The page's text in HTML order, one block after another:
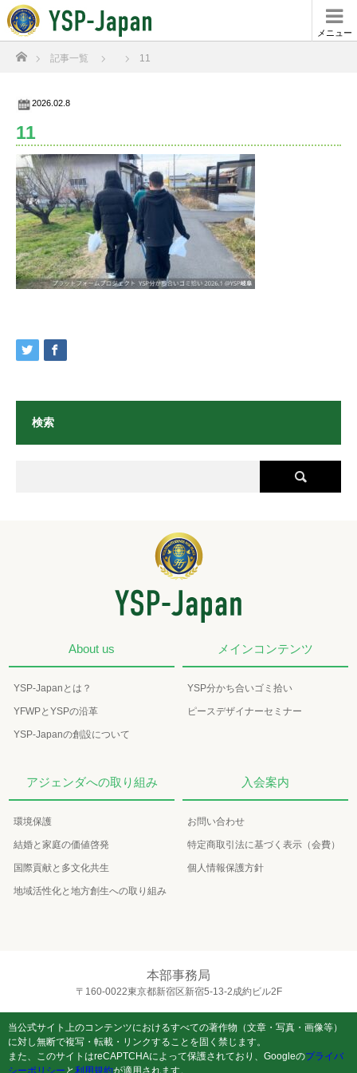
メニュー
ホーム
記事一覧 11
2026.02.8
11
検索
About us
YSP-Japanとは？
YFWPとYSPの沿革
YSP-Japanの創設について
メインコンテンツ
YSP分かち合いゴミ拾い
ピースデザイナーセミナー
アジェンダへの取り組み
環境保護
結婚と家庭の価値啓発
国際貢献と多文化共生
地域活性化と地方創生への取り組み
入会案内
お問い合わせ
特定商取引法に基づく表示（会費）
個人情報保護方針
本部事務局
〒160-0022東京都新宿区新宿5-13-2成約ビル2F
当公式サイト上のコンテンツにおけるすべての著作物（文章・写真・画像等）
に対し無断で複写・転載・リンクすることを固く禁じます。
また、このサイトはreCAPTCHAによって保護されており、Googleのプライバ
シーポリシー と 利用規約が適用されます。